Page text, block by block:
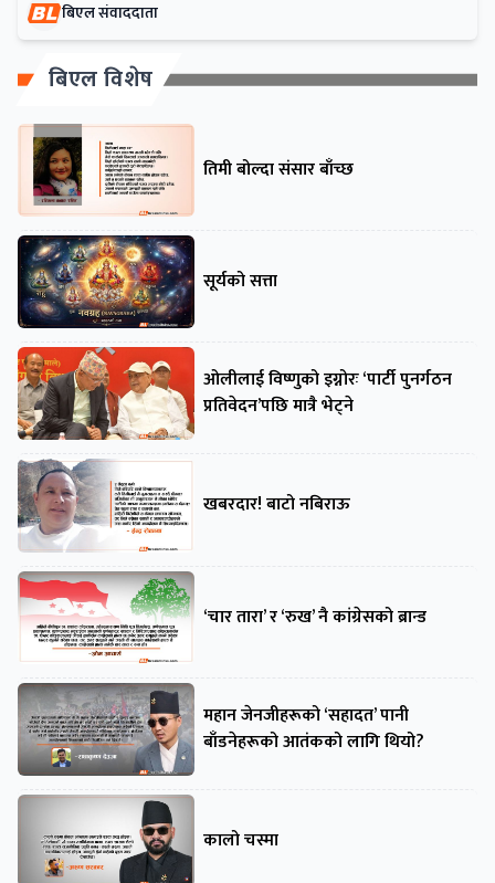
बिएल संवाददाता
बिएल विशेष
तिमी बोल्दा संसार बाँच्छ
सूर्यको सत्ता
ओलीलाई विष्णुको इग्नोरः ‘पार्टी पुनर्गठन
प्रतिवेदन’पछि मात्रै भेट्ने
खबरदार! बाटो नबिराऊ
‘चार तारा’ र ‘रुख’ नै कांग्रेसको ब्रान्ड
महान जेनजीहरूको ‘सहादत’ पानी
बाँडनेहरूको आतंकको लागि थियो?
कालो चस्मा